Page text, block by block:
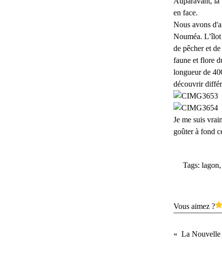
en face.
Nous avons
Nouméa. L’îlot
de pêcher et
faune et flore
longueur de
découvrir
Je me suis
goûter à fond
Tags: lagon,
Vous aimez ?
La Nouvelle